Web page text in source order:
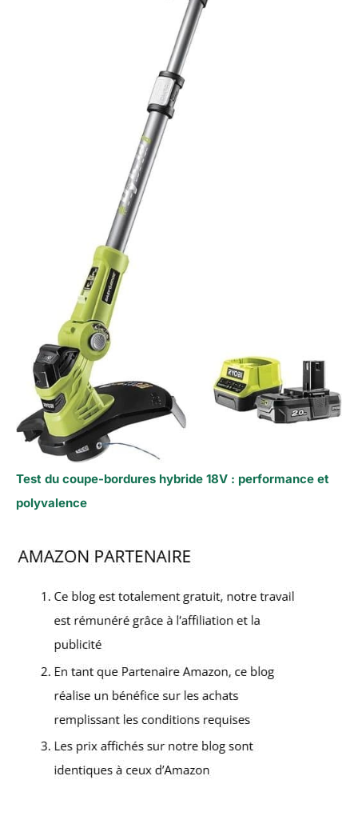
Test du coupe-bordures hybride 18V : performance et
polyvalence